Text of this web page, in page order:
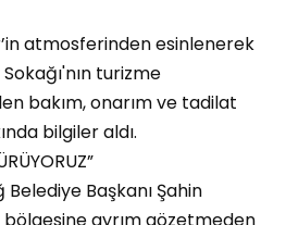
atmosferinden esinlenerek
turizme
bakım, onarım ve tadilat
bilgiler aldı.
Başkanı Şahin
ayrım gözetmeden